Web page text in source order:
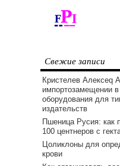
Свежие записи
Кристелев Алексеq
импортозамещении в
оборудования для
издательств
Пшеница Русия: как
100 центнеров с
Цоликлоны для
крови